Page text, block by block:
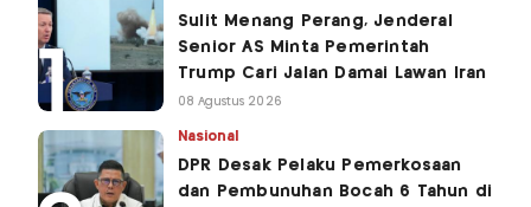
Sulit Menang Perang, Jenderal
Senior AS Minta Pemerintah
Trump Cari Jalan Damai Lawan Iran
08 Agustus 2026
Nasional
DPR Desak Pelaku Pemerkosaan
dan Pembunuhan Bocah 6 Tahun di